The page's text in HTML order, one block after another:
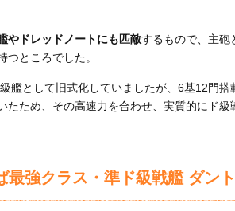
やドレッドノートにも匹敵するもので、主砲
つところでした。
艦として旧式化していましたが、6基12門
たため、その高速力を合わせ、実質的にド級
最強クラス・準ド級戦艦 ダン